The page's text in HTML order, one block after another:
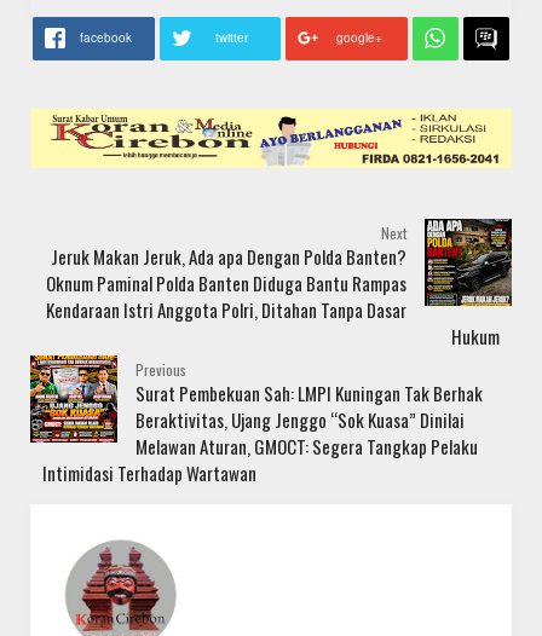
facebook twitter google+
Next
Jeruk Makan Jeruk, Ada apa Dengan Polda Banten?
Oknum Paminal Polda Banten Diduga Bantu Rampas
Kendaraan Istri Anggota Polri, Ditahan Tanpa Dasar
Hukum
Previous
Surat Pembekuan Sah: LMPI Kuningan Tak Berhak
Beraktivitas, Ujang Jenggo “Sok Kuasa” Dinilai
Melawan Aturan, GMOCT: Segera Tangkap Pelaku
Intimidasi Terhadap Wartawan